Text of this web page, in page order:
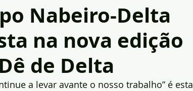
Nabeiro-Delta
na nova edição
de Delta
a levar avante o nosso trabalho” é esta